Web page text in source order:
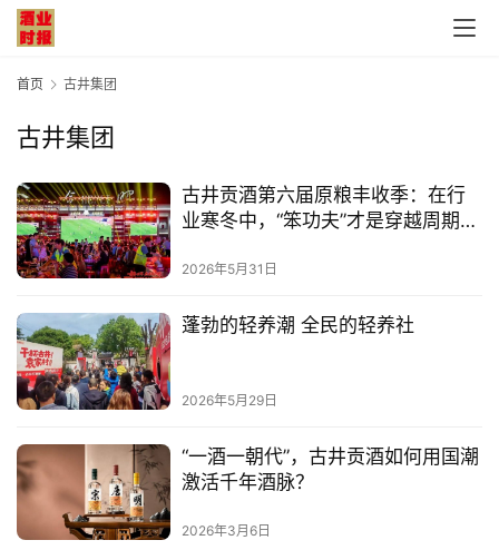
首
首页 古井集团
古井集团
古井贡酒第六届原粮丰收季：在行
业寒冬中，“笨功夫”才是穿越周期的
2026年5月31日
蓬勃的轻养潮 全民的轻养社
2026年5月29日
“一酒一朝代”，古井贡酒如何用国潮
激活千年酒脉？
2026年3月6日